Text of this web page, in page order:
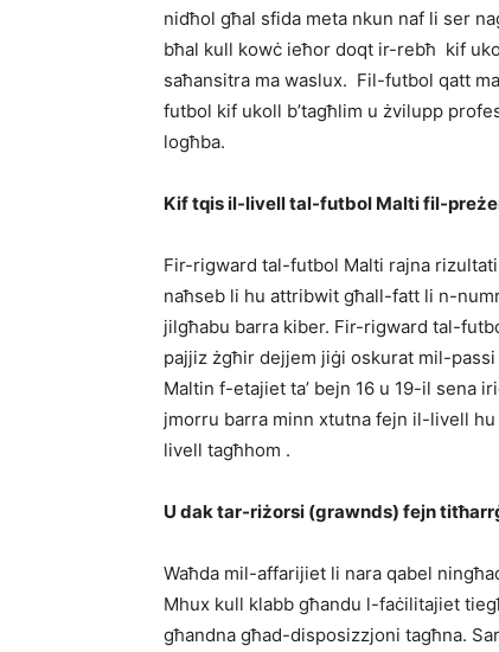
nidħol għal sfida meta nkun naf li ser
bħal kull kowċ ieħor doqt ir-rebħ kif
saħansitra ma waslux. Fil-futbol qatt
futbol kif ukoll b’tagħlim u żvilupp
logħba.
Kif tqis il-livell tal-futbol Malti fil-
Fir-rigward tal-futbol Malti rajna
naħseb li hu attribwit għall-fatt li n-
jilgħabu barra kiber. Fir-rigward tal-
pajjiz żgħir dejjem jiġi oskurat mil-
Maltin f-etajiet ta’ bejn 16 u 19-il sena
jmorru barra minn xtutna fejn il-livell
livell tagħhom .
U dak tar-riżorsi (grawnds) fejn
Waħda mil-affarijiet li nara qabel
Mhux kull klabb għandu l-faċilitajiet
għandna għad-disposizzjoni tagħna.